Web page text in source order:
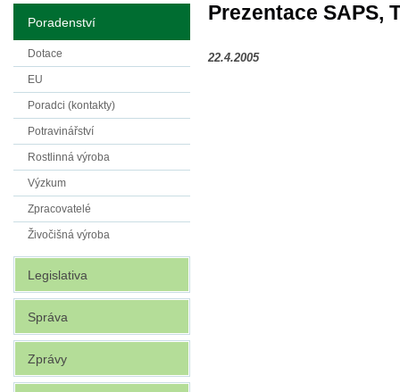
Prezentace SAPS,
22.4.2005
Poradenství
Dotace
EU
Poradci (kontakty)
Potravinářství
Rostlinná výroba
Výzkum
Zpracovatelé
Živočišná výroba
Legislativa
Správa
Zprávy